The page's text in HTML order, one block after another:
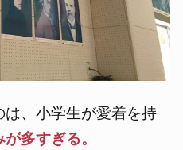
、小学生が愛着を持
多すぎる。